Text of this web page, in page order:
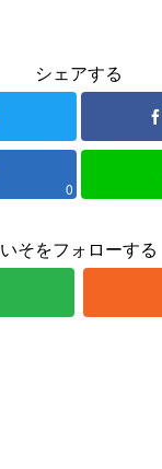
シェアする
0
いそをフォローする